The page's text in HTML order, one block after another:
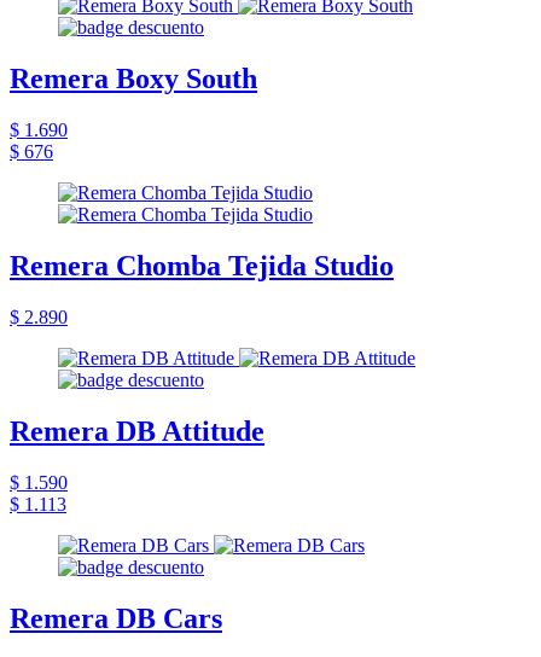
Remera Boxy South
$ 1.690
$ 676
Remera Chomba Tejida Studio
$ 2.890
Remera DB Attitude
$ 1.590
$ 1.113
Remera DB Cars